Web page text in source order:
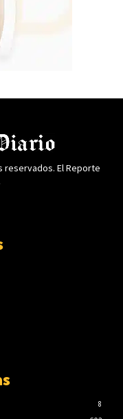
reservados. El Reporte
8